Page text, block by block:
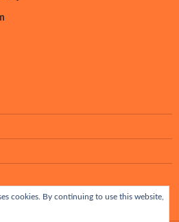
cookies. By continuing to use this website,